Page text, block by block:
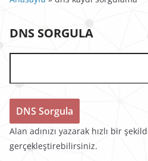
DNS SORGULA
Alan adınızı yazarak hızlı bir
gerçekleştirebilirsiniz.